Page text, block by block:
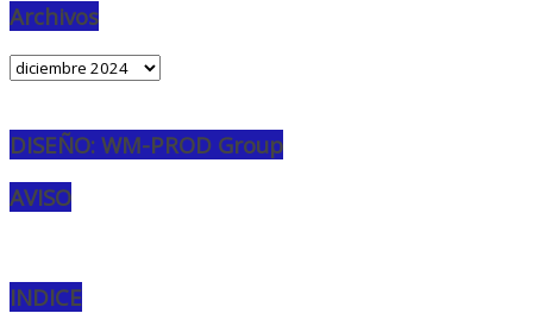
Archivos
Archivos
DISEÑO: WM-PROD Group
AVISO
INDICE